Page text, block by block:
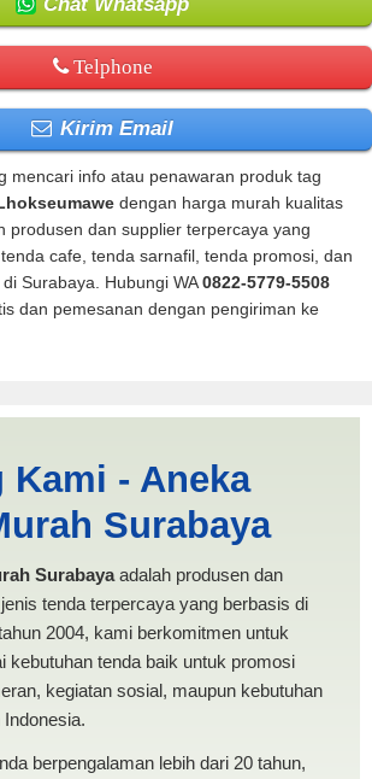
Telphone
Kirim Email
mencari info atau penawaran produk tag
dengan harga murah kualitas
produsen dan supplier terpercaya yang
cafe, tenda sarnafil, tenda promosi, dan
Surabaya. Hubungi WA0822-5779-5508
dan pemesanan dengan pengiriman ke
| PRODUKSI
MURAH
Kami - Aneka
Surabaya
Surabayaadalah produsen dan
tenda terpercaya yang berbasis di
2004, kami berkomitmen untuk
kebutuhan tenda baik untuk promosi
kegiatan sosial, maupun kebutuhan
berpengalaman lebih dari 20 tahun,